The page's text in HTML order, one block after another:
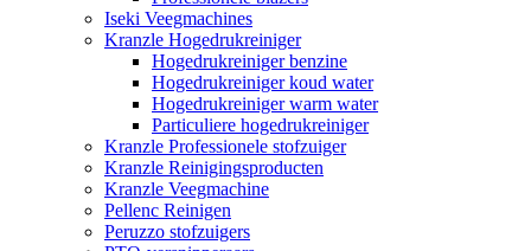
Iseki Veegmachines
Kranzle Hogedrukreiniger
Hogedrukreiniger benzine
Hogedrukreiniger koud water
Hogedrukreiniger warm water
Particuliere hogedrukreiniger
Kranzle Professionele stofzuiger
Kranzle Reinigingsproducten
Kranzle Veegmachine
Pellenc Reinigen
Peruzzo stofzuigers